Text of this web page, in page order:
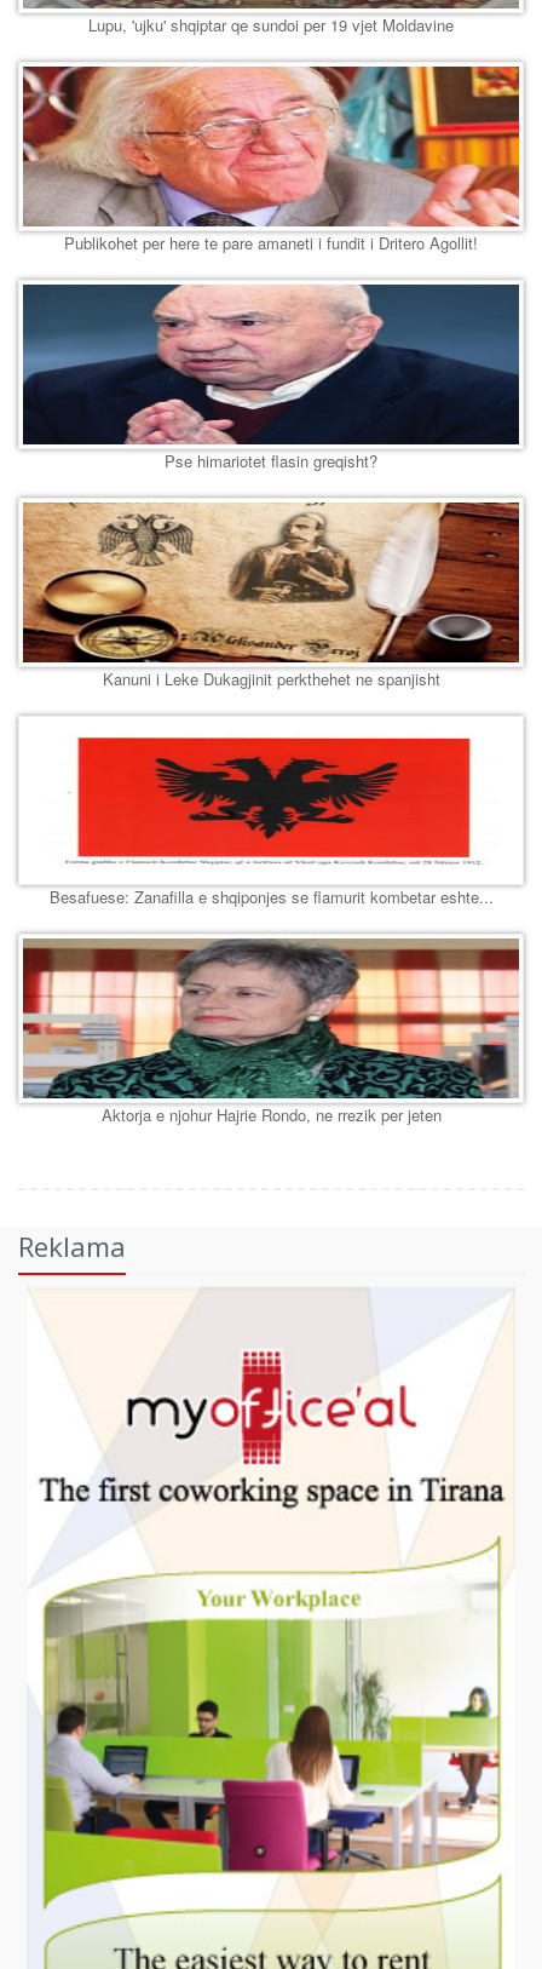
Lupu, 'ujku' shqiptar qe sundoi per 19 vjet Moldavine
Publikohet per here te pare amaneti i fundit i Dritero Agollit!
Pse himariotet flasin greqisht?
Kanuni i Leke Dukagjinit perkthehet ne spanjisht
Besafuese: Zanafilla e shqiponjes se flamurit kombetar eshte...
Aktorja e njohur Hajrie Rondo, ne rrezik per jeten
Reklama